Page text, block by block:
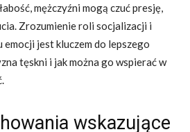
mężczyźni mogą czuć presję,
Zrozumienie roli socjalizacji i
jest kluczem do lepszego
tęskni i jak można go wspierać w
wskazujące